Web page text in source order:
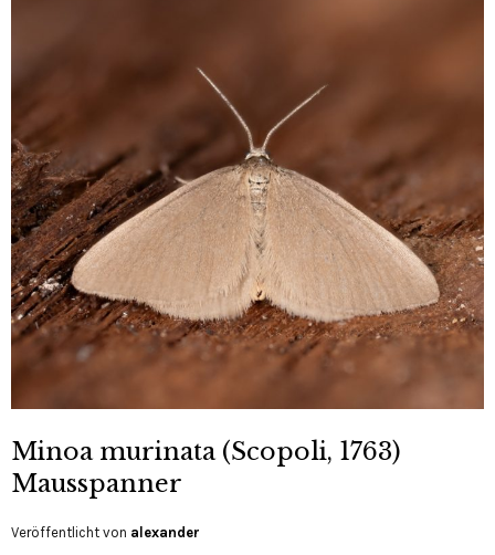
Minoa murinata (Scopoli, 1763)
Mausspanner
Veröffentlicht von alexander